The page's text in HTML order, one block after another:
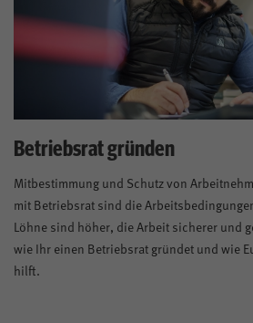
Betriebsrat gründen
Mitbestimmung und Schutz von
mit Betriebsrat sind die
Löhne sind höher, die Arbeit sicherer und
wie Ihr einen Betriebsrat gründet und wie
hilft.